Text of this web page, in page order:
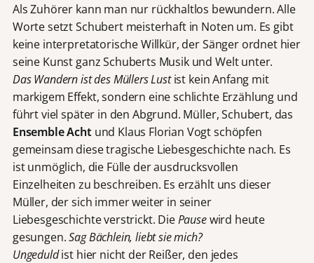
Als Zuhörer kann man nur rückhaltlos bewundern. Alle
Worte setzt Schubert meisterhaft in Noten um. Es gibt
keine interpretatorische Willkür, der Sänger ordnet hier
seine Kunst ganz Schuberts Musik und Welt unter.
Das Wandern ist des Müllers Lustist kein Anfang mit
markigem Effekt, sondern eine schlichte Erzählung und
führt viel später in den Abgrund. Müller, Schubert, das
Ensemble Achtund Klaus Florian Vogt schöpfen
gemeinsam diese tragische Liebesgeschichte nach. Es
ist unmöglich, die Fülle der ausdrucksvollen
Einzelheiten zu beschreiben. Es erzählt uns dieser
Müller, der sich immer weiter in seiner
Liebesgeschichte verstrickt. DiePausewird heute
gesungen.Sag Bächlein, liebt sie mich?
Ungeduldist hier nicht der Reißer, den jedes